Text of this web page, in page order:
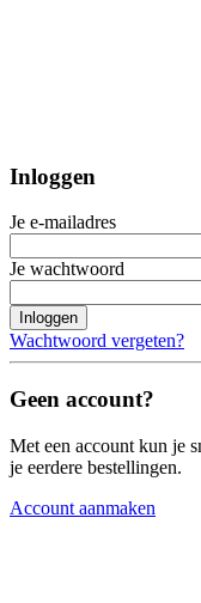
Inloggen
Je e-mailadres
Je wachtwoord
Inloggen
Wachtwoord vergeten?
Geen account?
Met een account kun je
je eerdere bestellingen.
Account aanmaken